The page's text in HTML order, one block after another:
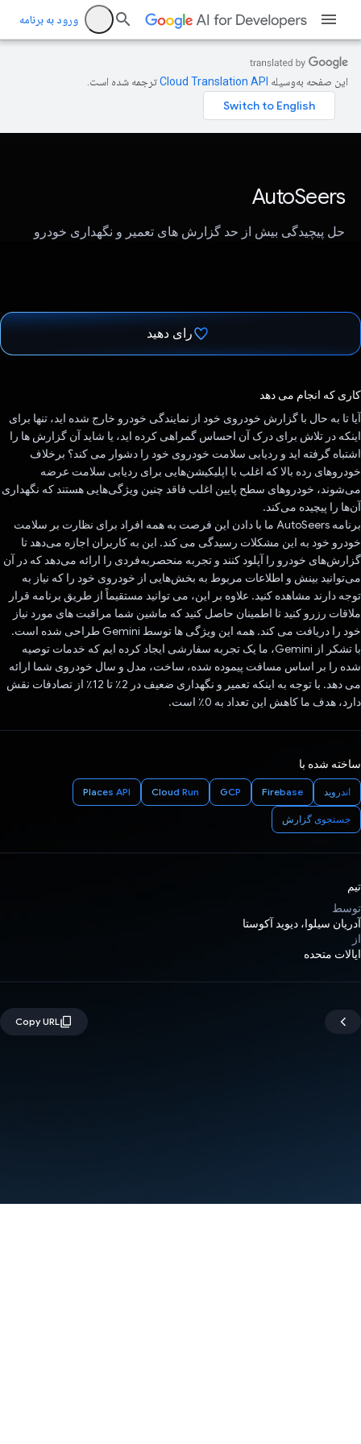
ورود به برنامه
این صفحه به‌وسیله ترجمه شده است.
AutoSeers
حل پیچیدگی بیش از حد گزارش های تعمیر و نگهداری خودرو
رای دهید
کاری که انجام می دهد
آیا تا به حال با گزارش خودروی خود از نمایندگی خودرو خارج شده اید، تنها برای
اینکه در تلاش برای درک آن احساس گمراهی کرده اید، یا شاید آن گزارش ها را
اشتباه گرفته اید و ردیابی سلامت خودروی خود را دشوار می کند؟ برخلاف
خودروهای رده بالا که اغلب با اپلیکیشن‌هایی برای ردیابی سلامت عرضه
می‌شوند، خودروهای سطح پایین اغلب فاقد چنین ویژگی‌هایی هستند که نگهداری
آن‌ها را پیچیده می‌کند.
برنامه AutoSeers ما با دادن این فرصت به همه افراد برای نظارت بر سلامت
خودرو خود به این مشکلات رسیدگی می کند. این به کاربران اجازه می‌دهد تا
گزارش‌های خودرو را آپلود کنند و تجربه منحصربه‌فردی را ارائه می‌دهد که در آن
می‌توانید بینش و اطلاعات مربوط به بخش‌هایی از خودروی خود را که نیاز به
توجه دارند مشاهده کنید. علاوه بر این، می توانید مستقیماً از طریق برنامه قرار
ملاقات رزرو کنید تا اطمینان حاصل کنید که ماشین شما مراقبت های مورد نیاز
خود را دریافت می کند. همه این ویژگی ها توسط Gemini طراحی شده است.
با تشکر از Gemini، ما یک تجربه سفارشی ایجاد کرده ایم که خدمات توصیه
شده را بر اساس مسافت پیموده شده، ساخت، مدل و سال خودروی شما ارائه
می دهد. با توجه به اینکه تعمیر و نگهداری ضعیف در 2٪ تا 12٪ از تصادفات نقش
دارد، هدف ما کاهش این تعداد به 0٪ است.
ساخته شده با
اندروید Firebase
GCP
Cloud Run
Places API
جستجوی گزارش
تیم
توسط
آدریان سیلوا، دیوید آکوستا
از
ایالات متحده